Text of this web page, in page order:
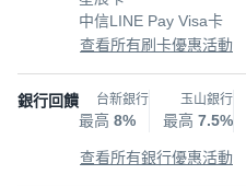
中信LINE Pay Visa卡
查看所有刷卡優惠活動
銀行回饋 台新銀行
最高 8%
玉山銀行
最高 7.5%
查看所有銀行優惠活動